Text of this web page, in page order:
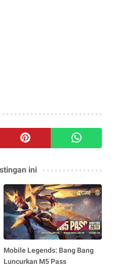
ini
Mobile Legends: Bang Bang
Luncurkan M5 Pass